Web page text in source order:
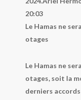
20:03
Le Hamas ne
otages
Le Hamas ne
otages, soit la
derniers